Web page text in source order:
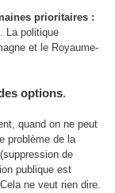
prioritaires :
. La politique
et le Royaume-
options.
quand on ne peut
problème de la
de
publique est
ne veut rien dire.